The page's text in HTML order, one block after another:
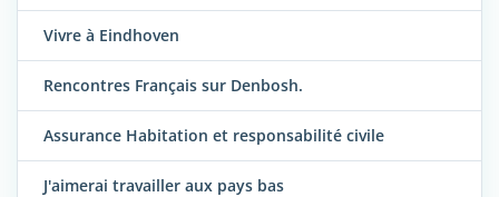
Vivre à Eindhoven
Rencontres Français sur Denbosh.
Assurance Habitation et responsabilité civile
J'aimerai travailler aux pays bas